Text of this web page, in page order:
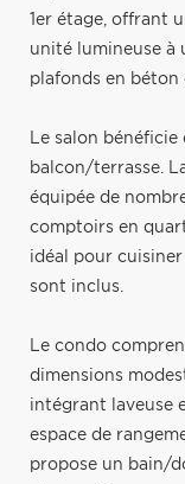
1er étage, offrant
unité lumineuse à
plafonds en béton
Le salon
balcon/terrasse.
équipée de
comptoirs en
idéal pour
sont inclus.
Le condo
dimensions
intégrant laveuse
espace de
propose un bain/